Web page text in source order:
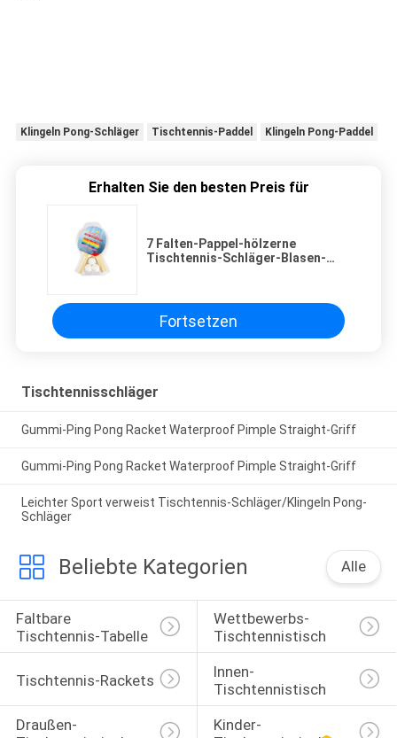
Klingeln Pong-Schläger Tischtennis-Paddel Klingeln Pong-Paddel
Erhalten Sie den besten Preis für
7 Falten-Pappel-hölzerne
Tischtennis-Schläger-Blasen-
Fortsetzen
Tischtennisschläger
Gummi-Ping Pong Racket Waterproof Pimple Straight-Griff
Gummi-Ping Pong Racket Waterproof Pimple Straight-Griff
Leichter Sport verweist Tischtennis-Schläger/Klingeln Pong-
Schläger
Beliebte Kategorien Alle
Faltbare
Tischtennis-Tabelle
Wettbewerbs-
Tischtennistisch
Tischtennis-Rackets
Innen-
Tischtennistisch
Draußen-
Kinder-